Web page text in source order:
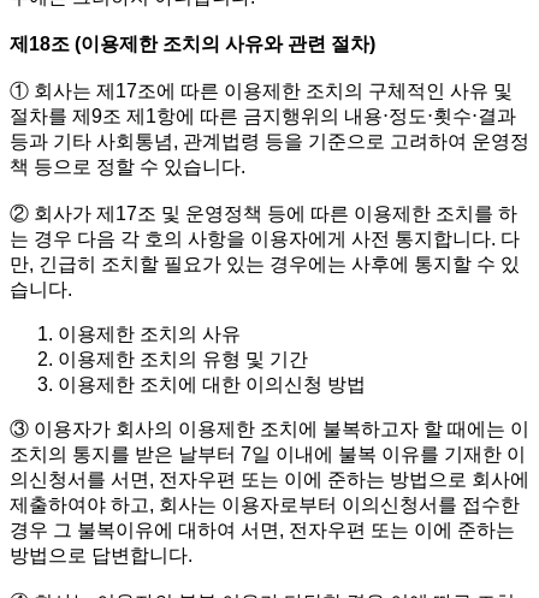
제18조 (이용제한 조치의 사유와 관련 절차)
① 회사는 제17조에 따른 이용제한 조치의 구체적인 사유 및
절차를 제9조 제1항에 따른 금지행위의 내용⋅정도⋅횟수⋅결과
등과 기타 사회통념, 관계법령 등을 기준으로 고려하여 운영정
책 등으로 정할 수 있습니다.
② 회사가 제17조 및 운영정책 등에 따른 이용제한 조치를 하
는 경우 다음 각 호의 사항을 이용자에게 사전 통지합니다. 다
만, 긴급히 조치할 필요가 있는 경우에는 사후에 통지할 수 있
습니다.
이용제한 조치의 사유
이용제한 조치의 유형 및 기간
이용제한 조치에 대한 이의신청 방법
③ 이용자가 회사의 이용제한 조치에 불복하고자 할 때에는 이
조치의 통지를 받은 날부터 7일 이내에 불복 이유를 기재한 이
의신청서를 서면, 전자우편 또는 이에 준하는 방법으로 회사에
제출하여야 하고, 회사는 이용자로부터 이의신청서를 접수한
경우 그 불복이유에 대하여 서면, 전자우편 또는 이에 준하는
방법으로 답변합니다.